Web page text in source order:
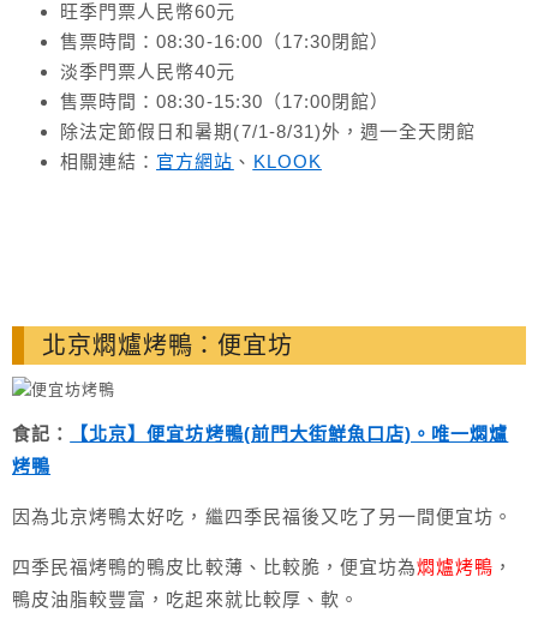
旺季門票人民幣60元
售票時間：08:30-16:00（17:30閉館）
淡季門票人民幣40元
售票時間：08:30-15:30（17:00閉館）
除法定節假日和暑期(7/1-8/31)外，週一全天閉館
相關連結： 官方網站 、 KLOOK
北京燜爐烤鴨：便宜坊
食記：
【北京】便宜坊烤鴨(前門大街鮮魚口店)。唯一燜爐
烤鴨
因為北京烤鴨太好吃，繼四季民福後又吃了另一間便宜坊。
四季民福烤鴨的鴨皮比較薄、比較脆，便宜坊為燜爐烤鴨 ，
鴨皮油脂較豐富，吃起來就比較厚、軟。